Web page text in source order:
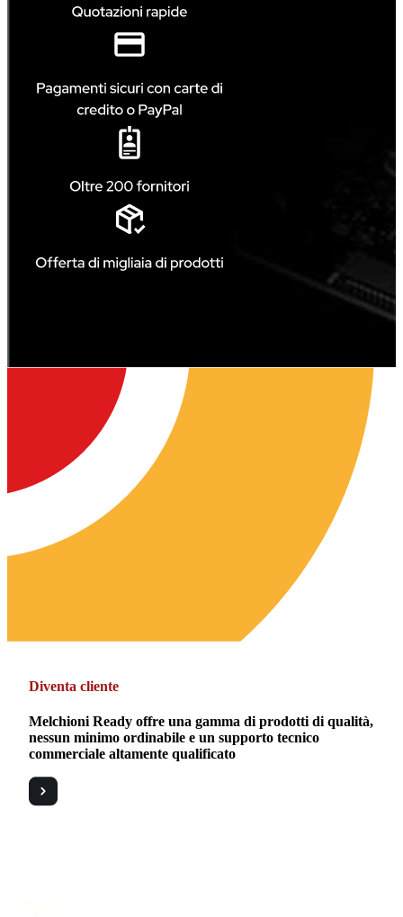
Diventa cliente
Melchioni Ready offre una gamma di prodotti di qualità,
nessun minimo ordinabile e un supporto tecnico
commerciale altamente qualificato